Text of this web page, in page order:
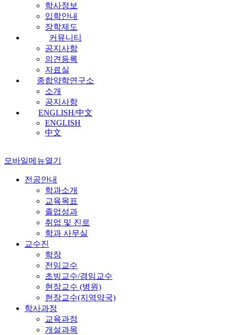
학사정보
입학안내
장학제도
커뮤니티
공지사항
의견등록
자료실
종합약학연구소
소개
공지사항
ENGLISH/中文
ENGLISH
中文
모바일메뉴열기
전공안내
학과소개
교육목표
졸업성과
취업 및 진로
학과 사무실
교수진
학장
전임교수
초빙교수/겸임교수
현장교수 (병원)
현장교수(지역약국)
학사과정
교육과정
개설과목